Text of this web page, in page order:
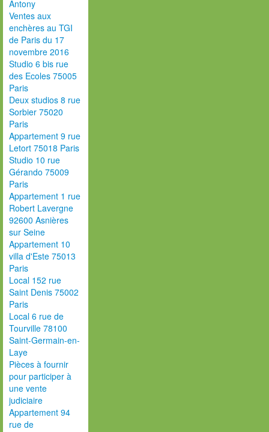
Antony
Ventes aux
enchères au TGI
de Paris du 17
novembre 2016
Studio 6 bis rue
des Ecoles 75005
Paris
Deux studios 8 rue
Sorbier 75020
Paris
Appartement 9 rue
Letort 75018 Paris
Studio 10 rue
Gérando 75009
Paris
Appartement 1 rue
Robert Lavergne
92600 Asnières
sur Seine
Appartement 10
villa d'Este 75013
Paris
Local 152 rue
Saint Denis 75002
Paris
Local 6 rue de
Tourville 78100
Saint-Germain-en-
Laye
Pièces à fournir
pour participer à
une vente
judiciaire
Appartement 94
rue de